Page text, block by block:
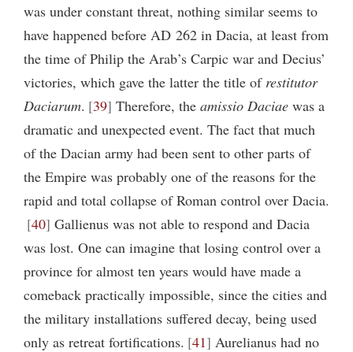
was under constant threat, nothing similar seems to
have happened before AD 262 in Dacia, at least from
the time of Philip the Arab’s Carpic war and Decius’
victories, which gave the latter the title of restitutor
Daciarum. 39 Therefore, the amissio Daciaewas a
dramatic and unexpected event. The fact that much
of the Dacian army had been sent to other parts of
the Empire was probably one of the reasons for the
rapid and total collapse of Roman control over Dacia.
40 Gallienus was not able to respond and Dacia
was lost. One can imagine that losing control over a
province for almost ten years would have made a
comeback practically impossible, since the cities and
the military installations suffered decay, being used
only as retreat fortifications. 41
Aurelianus had no